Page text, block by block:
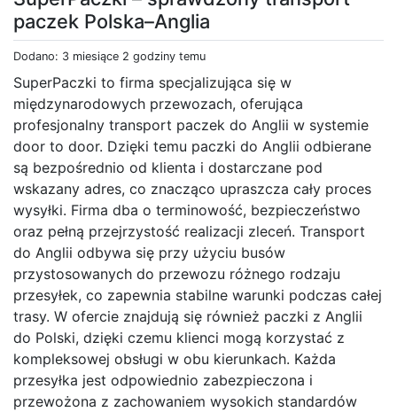
paczek Polska–Anglia
Dodano: 3 miesiące 2 godziny temu
SuperPaczki to firma specjalizująca się w
międzynarodowych przewozach, oferująca
profesjonalny transport paczek do Anglii w systemie
door to door. Dzięki temu paczki do Anglii odbierane
są bezpośrednio od klienta i dostarczane pod
wskazany adres, co znacząco upraszcza cały proces
wysyłki. Firma dba o terminowość, bezpieczeństwo
oraz pełną przejrzystość realizacji zleceń. Transport
do Anglii odbywa się przy użyciu busów
przystosowanych do przewozu różnego rodzaju
przesyłek, co zapewnia stabilne warunki podczas całej
trasy. W ofercie znajdują się również paczki z Anglii
do Polski, dzięki czemu klienci mogą korzystać z
kompleksowej obsługi w obu kierunkach. Każda
przesyłka jest odpowiednio zabezpieczona i
przewożona z zachowaniem wysokich standardów